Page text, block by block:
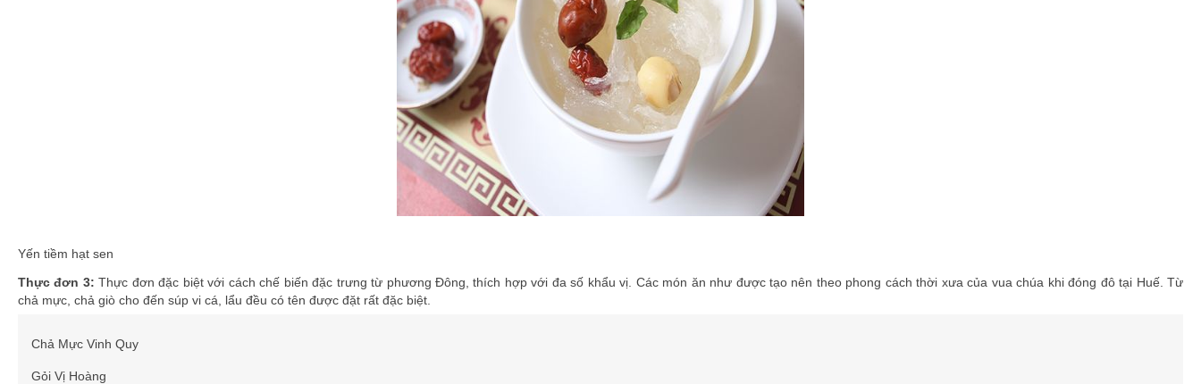
Yến tiềm hạt sen
Thực đơn 3:Thực đơn đặc biệt với cách chế biến đặc trưng từ phương Đông, thích hợp với đa số khẩu vị. Các món ăn như được tạo nên theo phong cách thời xưa của vua chúa khi đóng đô tại Huế. Từ
chả mực, chả giò cho đến súp vi cá, lẩu đều có tên được đặt rất đặc biệt.
Chả Mực Vinh Quy
Gỏi Vị Hoàng